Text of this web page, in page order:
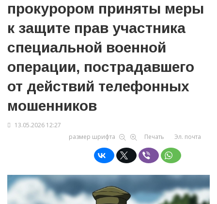
прокурором приняты меры
к защите прав участника
специальной военной
операции, пострадавшего
от действий телефонных
мошенников
13.05.2026 12:27
размер шрифта
Печать Эл. почта